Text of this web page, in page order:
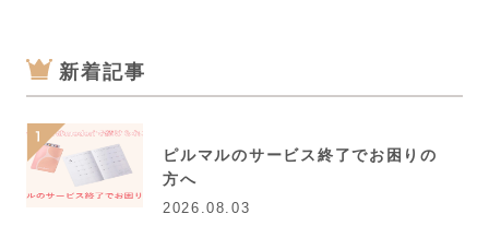
新着記事
ピルマルのサービス終了でお困りの
方へ
2026.08.03